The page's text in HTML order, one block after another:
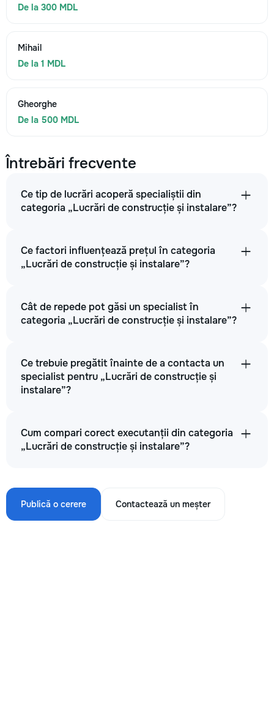
De la 300 MDL
Mihail
De la 1 MDL
Gheorghe
De la 500 MDL
Întrebări frecvente
Ce tip de lucrări acoperă specialiștii din
categoria „Lucrări de construcție și instalare”?
Ce factori influențează prețul în categoria
„Lucrări de construcție și instalare”?
Cât de repede pot găsi un specialist în
categoria „Lucrări de construcție și instalare”?
Ce trebuie pregătit înainte de a contacta un
specialist pentru „Lucrări de construcție și
instalare”?
Cum compari corect executanții din categoria
„Lucrări de construcție și instalare”?
Publică o cerere Contactează un meșter